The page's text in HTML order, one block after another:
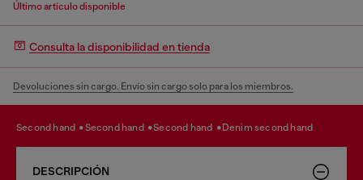
Último artículo disponible
Consulta la disponibilidad en tienda
Devoluciones sin cargo. Envío sin cargo solo para los miembros.
second hand second hand second hand denim second hand
DESCRIPCIÓN